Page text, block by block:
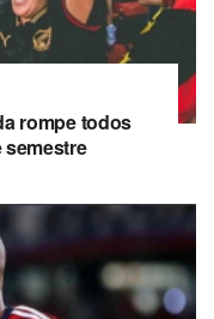
rompe todos